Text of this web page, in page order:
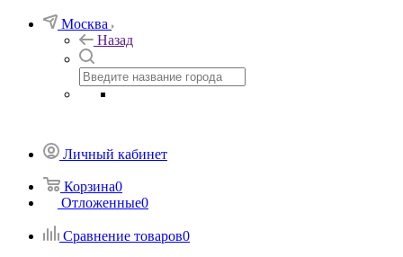
Москва
Назад
Личный кабинет
Корзина0
Отложенные0
Сравнение товаров0